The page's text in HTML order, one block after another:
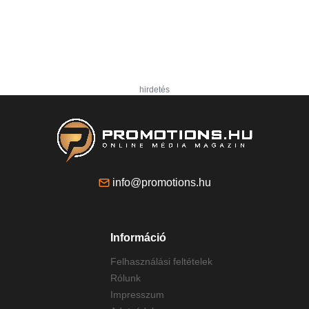
hirdetés
info@promotions.hu
Információ
Felhasználási feltételek
Rólunk
Impresszum